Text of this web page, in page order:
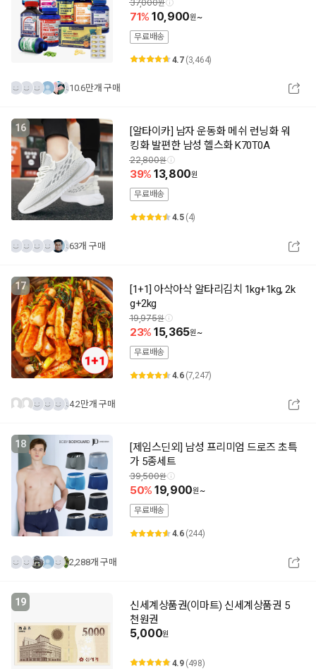
유산균)
37,000
71 10,900
~
무료배송
4.7 (3,464)
10.6만개 구매
16
[알타이카] 남자 운동화 메쉬 런닝화 워
킹화 발편한 남성 헬스화 K70T0A
22,800
39 13,800
무료배송
4.5 (4)
63개 구매
17
[1+1] 아삭아삭 알타리김치 1kg+1kg, 2k
g+2kg
19,975
23 15,365
~
무료배송
4.6 (7,247)
4.2만개 구매
18
[제임스딘외] 남성 프리미엄 드로즈 초특
가 5종세트
39,500
50 19,900
~
무료배송
4.6 (244)
2,288개 구매
19
신세계상품권(이마트) 신세계상품권 5
천원권
5,000
4.9 (498)